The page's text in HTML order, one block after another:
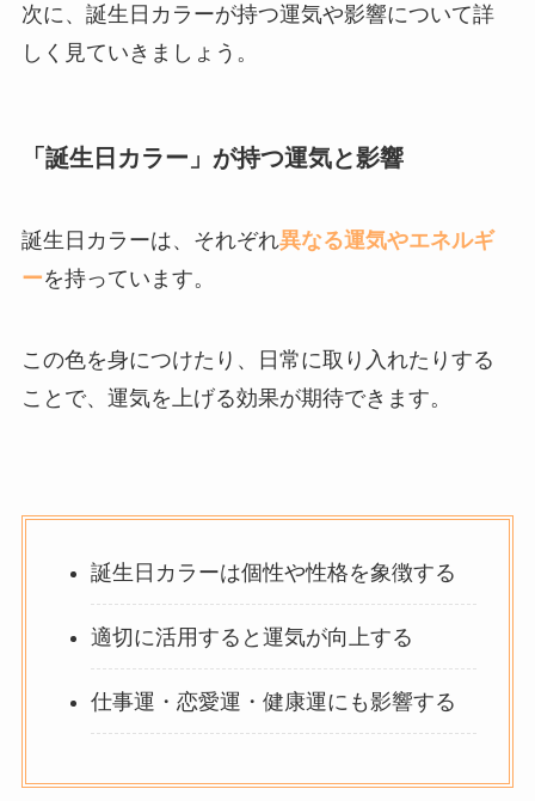
次に、誕生日カラーが持つ運気や影響について詳
しく見ていきましょう。
「誕生日カラー」が持つ運気と影響
誕生日カラーは、それぞれ異なる運気やエネルギ
ーを持っています。
この色を身につけたり、日常に取り入れたりする
ことで、運気を上げる効果が期待できます。
誕生日カラーは個性や性格を象徴する
適切に活用すると運気が向上する
仕事運・恋愛運・健康運にも影響する